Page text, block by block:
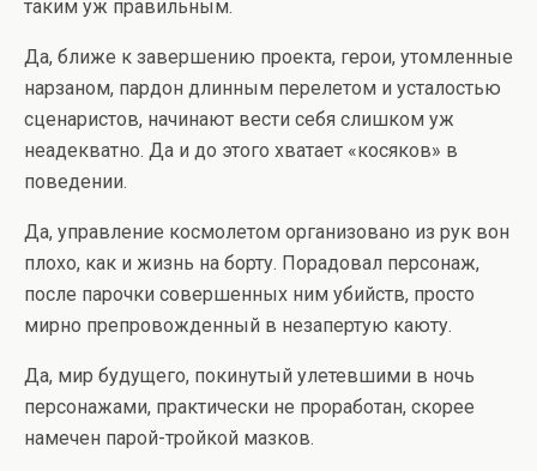
таким уж правильным.
Да, ближе к завершению проекта, герои, утомленные
нарзаном, пардон длинным перелетом и усталостью
сценаристов, начинают вести себя слишком уж
неадекватно. Да и до этого хватает «косяков» в
поведении.
Да, управление космолетом организовано из рук вон
плохо, как и жизнь на борту. Порадовал персонаж,
после парочки совершенных ним убийств, просто
мирно препровожденный в незапертую каюту.
Да, мир будущего, покинутый улетевшими в ночь
персонажами, практически не проработан, скорее
намечен парой-тройкой мазков.